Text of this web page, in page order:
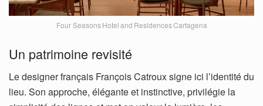
Four Seasons Hotel and Residences Cartagena
Un patrimoine revisité
Le designer français François Catroux signe ici l’identité du
lieu. Son approche, élégante et instinctive, privilégie la